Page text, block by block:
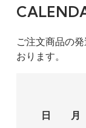
ご注文商品の
おります。
日
月